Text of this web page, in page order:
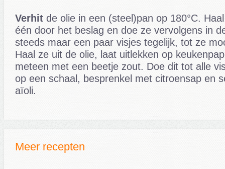
Verhit de olie in een (steel)pan op 180°C.
één door het beslag en doe ze vervolgens in
steeds maar een paar visjes tegelijk, tot ze
Haal ze uit de olie, laat uitlekken op
meteen met een beetje zout. Doe dit tot alle
op een schaal, besprenkel met citroensap en
aïoli.
Meer recepten